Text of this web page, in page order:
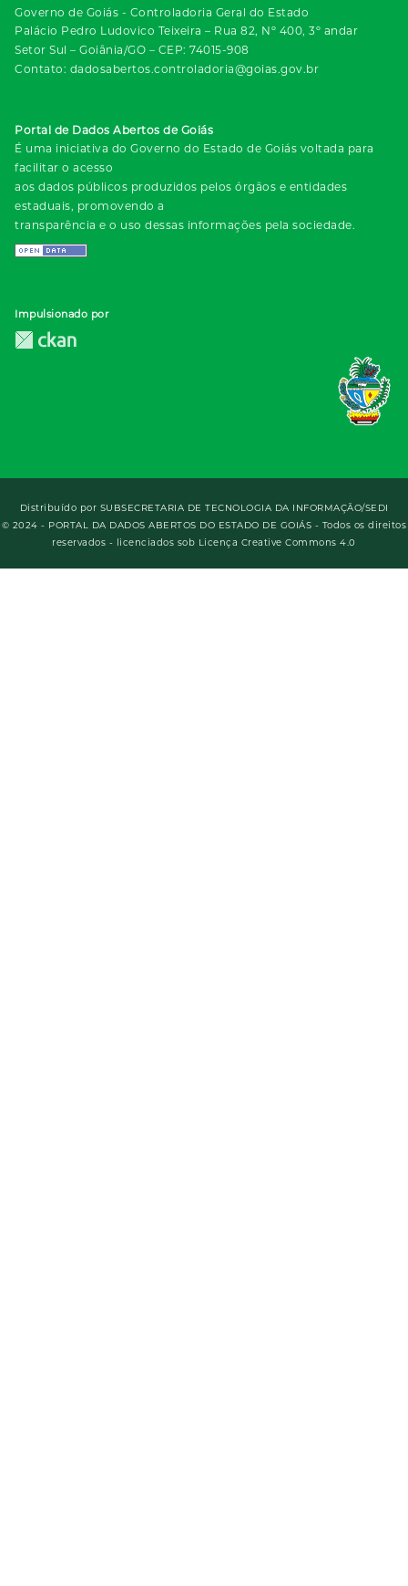
Governo de Goiás - Controladoria Geral do Estado
Palácio Pedro Ludovico Teixeira – Rua 82, Nº 400, 3º andar
Setor Sul – Goiânia/GO – CEP: 74015-908
Contato: dadosabertos.controladoria@goias.gov.br
Portal de Dados Abertos de Goiás
É uma iniciativa do Governo do Estado de Goiás voltada para
facilitar o acesso
aos dados públicos produzidos pelos órgãos e entidades
estaduais, promovendo a
transparência e o uso dessas informações pela sociedade.
Impulsionado por
Distribuído por SUBSECRETARIA DE TECNOLOGIA DA INFORMAÇÃO/SEDI
© 2024 - PORTAL DA DADOS ABERTOS DO ESTADO DE GOIÁS - Todos os direitos
reservados - licenciados sob Licença Creative Commons 4.0